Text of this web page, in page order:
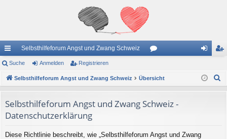
ch
ne
ug
Selbsthilfeforum Angst und Zwang Schweiz
en m ist
Suche Anmelden Registrieren
Selbsthilfeforum Angst und Zwang Schweiz Übersicht
Selbsthilfeforum Angst und Zwang Schweiz -
Datenschutzerklärung
Diese Richtlinie beschreibt, wie „Selbsthilfeforum Angst und Zwang